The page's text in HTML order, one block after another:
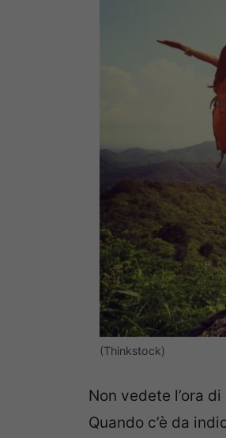
(Thinkstock)
Non vedete l’ora
Quando c’è da